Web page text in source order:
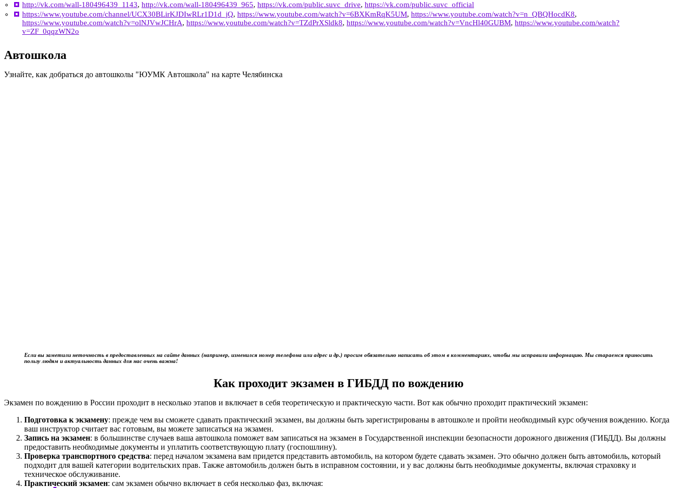
http://vk.com/wall-180496439_1143, http://vk.com/wall-180496439_965, https://vk.com/public.suvc_drive, https://vk.com/public.suvc_official
https://www.youtube.com/channel/UCX30BLirKJDIwRLr1D1d_jQ, https://www.youtube.com/watch?v=6BXKmRqK5UM, https://www.youtube.com/watch?v=n_QBQHocdK8,
https://www.youtube.com/watch?v=olNJVwJCHrA, https://www.youtube.com/watch?v=TZdPrXSldk8, https://www.youtube.com/watch?v=VncHl40GUBM, https://www.youtube.com/watch?
v=ZF_0qqzWN2o
Автошкола
Узнайте, как добраться до автошколы "ЮУМК Автошкола" на карте Челябинска
Если вы заметили неточность в предоставленных на сайте данных (например, изменился номер телефона или адрес и др.) просим обязательно написать об этом в комментариях, чтобы мы исправили информацию. Мы стараемся приносить
пользу людям и актуальность данных для нас очень важна!
Как проходит экзамен в ГИБДД по вождению
Экзамен по вождению в России проходит в несколько этапов и включает в себя теоретическую и практическую части. Вот как обычно проходит практический экзамен:
Подготовка к экзамену: прежде чем вы сможете сдавать практический экзамен, вы должны быть зарегистрированы в автошколе и пройти необходимый курс обучения вождению. Когда
ваш инструктор считает вас готовым, вы можете записаться на экзамен.
Запись на экзамен: в большинстве случаев ваша автошкола поможет вам записаться на экзамен в Государственной инспекции безопасности дорожного движения (ГИБДД). Вы должны
предоставить необходимые документы и уплатить соответствующую плату (госпошлину).
Проверка транспортного средства: перед началом экзамена вам придется представить автомобиль, на котором будете сдавать экзамен. Это обычно должен быть автомобиль, который
подходит для вашей категории водительских прав. Также автомобиль должен быть в исправном состоянии, и у вас должны быть необходимые документы, включая страховку и
техническое обслуживание.
Практический экзамен: сам экзамен обычно включает в себя несколько фаз, включая: